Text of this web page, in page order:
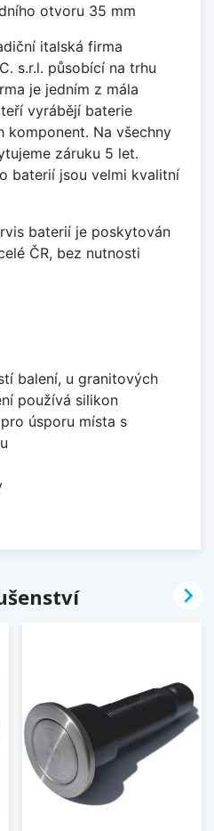
otvoru 35 mm
italská firma
s.r.l. působící na trhu
je jedním z mála
vyrábějí baterie
komponent. Na všechny
záruku 5 let.
baterií jsou velmi kvalitní
baterií je poskytován
ČR, bez nutnosti
balení, u granitových
používá silikon
úsporu místa s
